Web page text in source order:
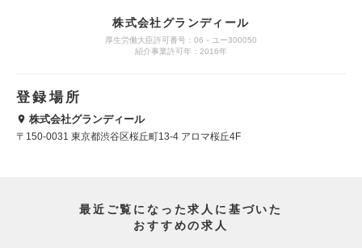
株式会社グランディール
厚生労働大臣許可番号：06－ユー300050
紹介事業許可年：2016年
登録場所
株式会社グランディール
〒150-0031 東京都渋谷区桜丘町13-4 アロマ桜丘4F
最近ご覧になった求人に基づいた
おすすめの求人